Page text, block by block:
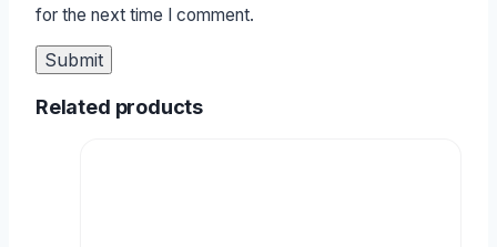
for the next time I comment.
Related products